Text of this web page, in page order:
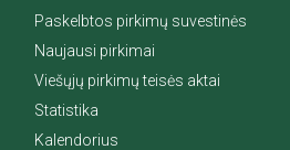
Paskelbtos pirkimų suvestinės
Naujausi pirkimai
Viešųjų pirkimų teisės aktai
Statistika
Kalendorius